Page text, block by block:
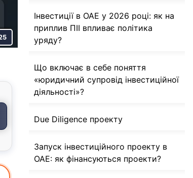
Інвестиції в ОАЕ у 2026 році: як на
приплив ПІІ впливає політика
уряду?
Що включає в себе поняття
«юридичний супровід інвестиційної
діяльності»?
Due Diligence проекту
Запуск інвестиційного проекту в
ОАЕ: як фінансуються проекти?